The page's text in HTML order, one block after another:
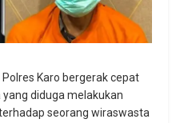
Polres Karo bergerak cepat
diduga melakukan
seorang wiraswasta